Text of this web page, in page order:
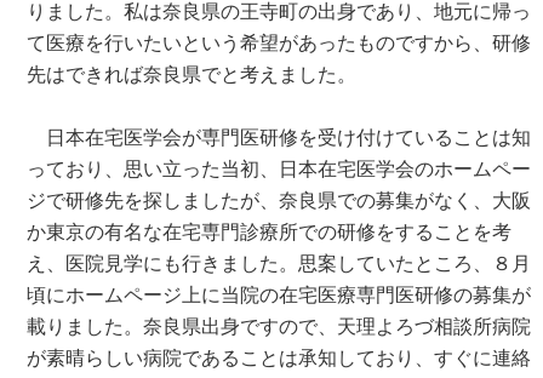
りました。私は奈良県の王寺町の出身であり、地元に帰っ
て医療を行いたいという希望があったものですから、研修
先はできれば奈良県でと考えました。
日本在宅医学会が専門医研修を受け付けていることは知
っており、思い立った当初、日本在宅医学会のホームペー
ジで研修先を探しましたが、奈良県での募集がなく、大阪
か東京の有名な在宅専門診療所での研修をすることを考
え、医院見学にも行きました。思案していたところ、８月
頃にホームページ上に当院の在宅医療専門医研修の募集が
載りました。奈良県出身ですので、天理よろづ相談所病院
が素晴らしい病院であることは承知しており、すぐに連絡